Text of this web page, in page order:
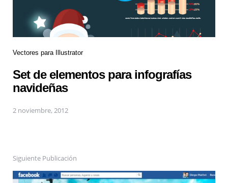
Vectores para Illustrator
Set de elementos para infografías
navideñas
2 noviembre, 2012
Siguiente Publicación